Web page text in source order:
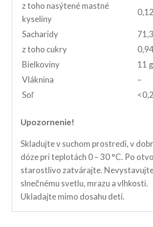
z toho nasýtené mastné
kyseliny
Sacharidy
z toho cukry
Bielkoviny
11 g
Vláknina
–
Soľ
Upozornenie!
Skladujte v suchom prostredí, v
dóze pri teplotách 0 – 30 °C. Po
starostlivo zatvárajte.
slnečnému svetlu, mrazu a vlhkosti.
Ukladajte mimo dosahu detí.